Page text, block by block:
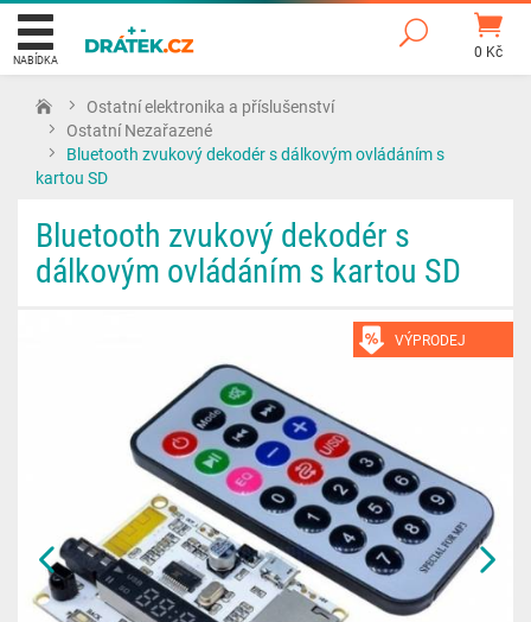
0 Kč
NABÍDKA
Ostatní elektronika a příslušenství
Ostatní Nezařazené
Bluetooth zvukový dekodér s dálkovým ovládáním s
kartou SD
Bluetooth zvukový dekodér s
dálkovým ovládáním s kartou SD
VÝPRODEJ